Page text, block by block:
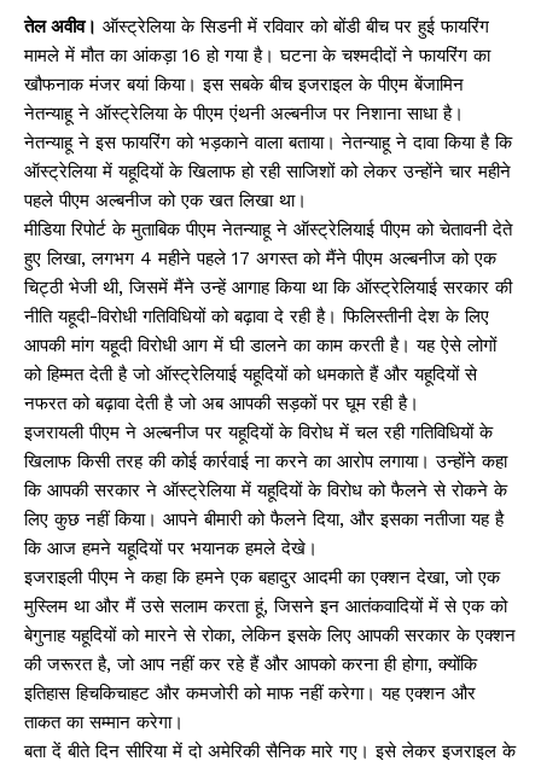
तेल अवीव। ऑस्ट्रेलिया के सिडनी में रविवार को बोंडी बीच पर हुई फायरिंग
मामले में मौत का आंकड़ा 16 हो गया है। घटना के चश्मदीदों ने फायरिंग का
खौफनाक मंजर बयां किया। इस सबके बीच इजराइल के पीएम बेंजामिन
नेतन्याहू ने ऑस्ट्रेलिया के पीएम एंथनी अल्बनीज पर निशाना साधा है।
नेतन्याहू ने इस फायरिंग को भड़काने वाला बताया। नेतन्याहू ने दावा किया है कि
ऑस्ट्रेलिया में यहूदियों के खिलाफ हो रही साजिशों को लेकर उन्होंने चार महीने
पहले पीएम अल्बनीज को एक खत लिखा था।
मीडिया रिपोर्ट के मुताबिक पीएम नेतन्याहू ने ऑस्ट्रेलियाई पीएम को चेतावनी देते
हुए लिखा, लगभग 4 महीने पहले 17 अगस्त को मैंने पीएम अल्बनीज को एक
चिट्ठी भेजी थी, जिसमें मैंने उन्हें आगाह किया था कि ऑस्ट्रेलियाई सरकार की
नीति यहूदी-विरोधी गतिविधियों को बढ़ावा दे रही है। फिलिस्तीनी देश के लिए
आपकी मांग यहूदी विरोधी आग में घी डालने का काम करती है। यह ऐसे लोगों
को हिम्मत देती है जो ऑस्ट्रेलियाई यहूदियों को धमकाते हैं और यहूदियों से
नफरत को बढ़ावा देती है जो अब आपकी सड़कों पर घूम रही है।
इजरायली पीएम ने अल्बनीज पर यहूदियों के विरोध में चल रही गतिविधियों के
खिलाफ किसी तरह की कोई कार्रवाई ना करने का आरोप लगाया। उन्होंने कहा
कि आपकी सरकार ने ऑस्ट्रेलिया में यहूदियों के विरोध को फैलने से रोकने के
लिए कुछ नहीं किया। आपने बीमारी को फैलने दिया, और इसका नतीजा यह है
कि आज हमने यहूदियों पर भयानक हमले देखे।
इजराइली पीएम ने कहा कि हमने एक बहादुर आदमी का एक्शन देखा, जो एक
मुस्लिम था और मैं उसे सलाम करता हूं, जिसने इन आतंकवादियों में से एक को
बेगुनाह यहूदियों को मारने से रोका, लेकिन इसके लिए आपकी सरकार के एक्शन
की जरूरत है, जो आप नहीं कर रहे हैं और आपको करना ही होगा, क्योंकि
इतिहास हिचकिचाहट और कमजोरी को माफ नहीं करेगा। यह एक्शन और
ताकत का सम्मान करेगा।
बता दें बीते दिन सीरिया में दो अमेरिकी सैनिक मारे गए। इसे लेकर इजराइल के